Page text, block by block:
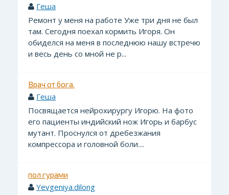
Геша
Ремонт у меня на работе Уже три дня не был
там. Сегодня поехал кормить Игоря. Он
обиделся на меня в последнюю нашу встречю
и весь день со мной не р...
Врач от бога.
Геша
Посвящается нейрохирургу Игорю. На фото
его пациенты индийский нож Игорь и барбус
мутант. Проснулся от дребезжания
компрессора и головной боли....
пол гурами
Yevgeniya.dilong